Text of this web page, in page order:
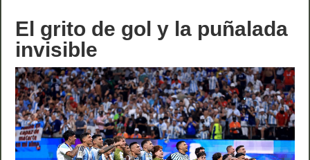
El grito de gol y la puñalada
invisible